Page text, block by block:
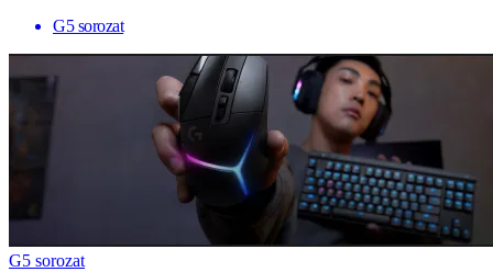
G5 sorozat
G5 sorozat